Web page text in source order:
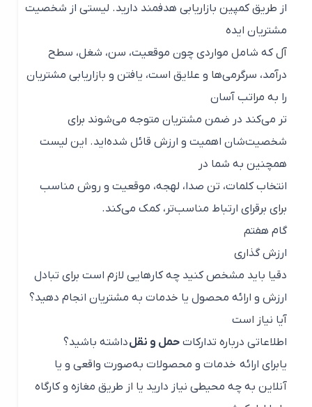
از طریق کمپین بازاریابی هدفمند دارید. لیستی از شخصیت
مشتریان ایده
آل که شامل مواردی چون موقعیت، سن، شغل، سطح
درآمد، سرگرمی‌ها و علایق است، یافتن و بازاریابی مشتریان
را به مراتب آسان
تر می‌کند در ضمن مشتریان متوجه می‌شوند برای
شخصیت‌شان اهمیت و ارزش قائل شده‌اید. این لیست
همچنین به شما در
انتخاب کلمات، تن صدا، لهجه، موقعیت و روش مناسب
برای برقرای ارتباط مناسب‌تر، کمک می‌کند.
گام هفتم
ارزش گذاری
دقیا باید مشخص کنید چه کارهایی لازم است برای تبادل
ارزش و ارائه محصول یا خدمات به مشتریان انجام دهید؟
آیا نیاز است
اطلاعاتی درباره تدارکاتحمل و نقل داشته باشید؟
یابرای ارائه خدمات و محصولات به‌صورت واقعی و یا
آنلاین به چه محیطی نیاز دارید یا از طریق مغازه و کارگاه